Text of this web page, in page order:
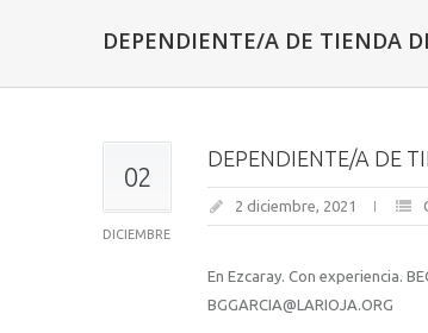
DEPENDIENTE/A DE TIENDA
02
DICIEMBRE
DEPENDIENTE/A DE
2 diciembre, 2021
En Ezcaray. Con experiencia.
BGGARCIA@LARIOJA.ORG